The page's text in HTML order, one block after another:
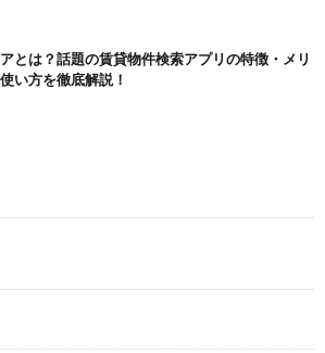
とは？話題の賃貸物件検索アプリの特徴・メリ
い方を徹底解説！